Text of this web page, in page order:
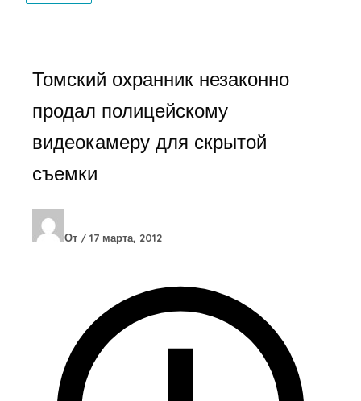
Томский охранник незаконно
продал полицейскому
видеокамеру для скрытой
съемки
От / 17 марта, 2012